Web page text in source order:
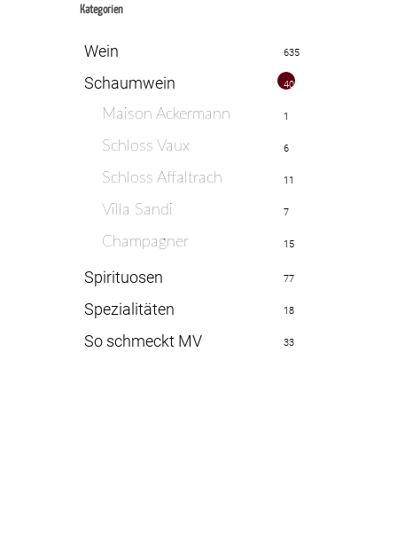
Kategorien
Wein 635
Schaumwein 40
Maison Ackermann 1
Schloss Vaux 6
Schloss Affaltrach 11
Villa Sandi 7
Champagner 15
Spirituosen 77
Spezialitäten 18
So schmeckt MV 33